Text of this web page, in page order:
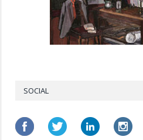
SOCIAL